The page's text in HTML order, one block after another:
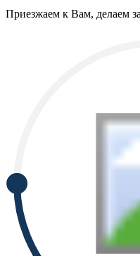
Приезжаем к Вам, делаем